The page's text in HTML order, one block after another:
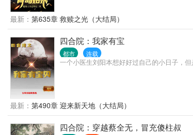
最新： 第635章 救赎之光（大结局）
四合院：我家有宝
都市 连载
一个小医生刘阳本想好好过自己的小日子，
最新： 第490章 迎来新天地（大结局）
四合院：穿越蔡全无，冒充傻柱叔